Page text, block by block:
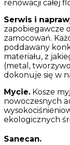
renowacji całej
Serwis i
zapobiegawcze
zamocowań.
poddawany
materiału, z
(metal,
dokonuje się w
Mycie. Kosze
nowoczesnych
ekologicznych
Sanecan.